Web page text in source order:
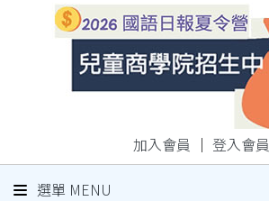
加入會員 ｜ 登入會員
選單 MENU